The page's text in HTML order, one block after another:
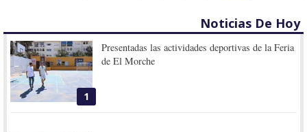
Noticias De Hoy
1
Presentadas las actividades deportivas de la Feria
de El Morche